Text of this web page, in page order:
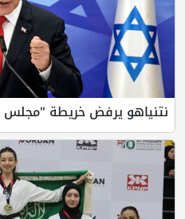
نتنياهو يرفض خريطة "مجلس